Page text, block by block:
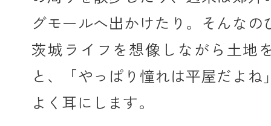
グモールへ出かけたり。そんなの
茨城ライフを想像しながら土地
と、「やっぱり憧れは平屋だよね
よく耳にします。